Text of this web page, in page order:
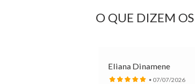
O QUE DIZEM
Eliana Dinamene
• 07/07/2026